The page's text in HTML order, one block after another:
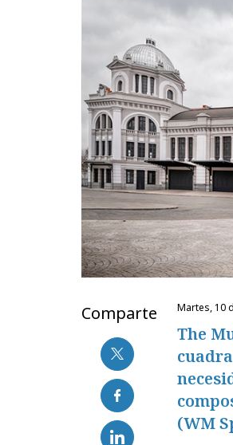
Comparte martes,
The
(WM